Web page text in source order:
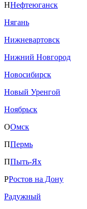
ННефтеюганск
Нягань
Нижневартовск
Нижний Новгород
Новосибирск
Новый Уренгой
Ноябрьск
ООмск
ППермь
ППыть-Ях
РРостов на Дону
Радужный